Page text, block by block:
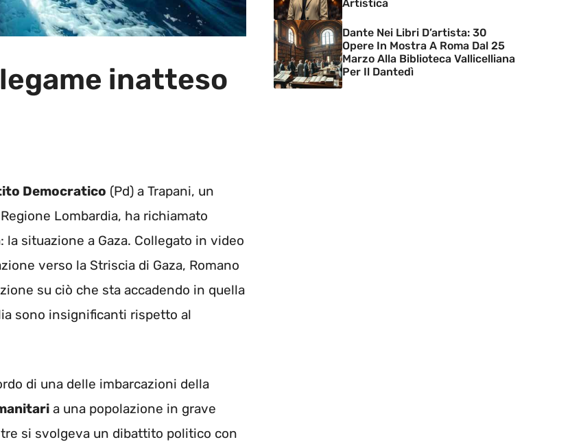
inatteso
Democratico (Pd) a Trapani, un
Lombardia, ha richiamato
situazione a Gaza. Collegato in video
verso la Striscia di Gaza, Romano
su ciò che sta accadendo in quella
sono insignificanti rispetto al
di una delle imbarcazioni della
a una popolazione in grave
si svolgeva un dibattito politico con
Artistica
Dante Nei Libri D’artista: 30
Opere In Mostra A Roma Dal 25
Marzo Alla Biblioteca Vallicelliana
Per Il Dantedì